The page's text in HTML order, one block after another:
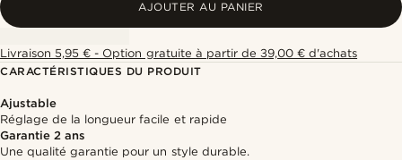
AJOUTER AU PANIER
Livraison 5,95 € - Option gratuite à partir de 39,00 € d'achats
CARACTÉRISTIQUES DU PRODUIT
Ajustable
Réglage de la longueur facile et rapide
Garantie 2 ans
Une qualité garantie pour un style durable.